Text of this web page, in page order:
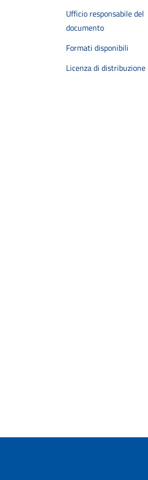
Ufficio responsabile del
documento
Formati disponibili
Licenza di distribuzione